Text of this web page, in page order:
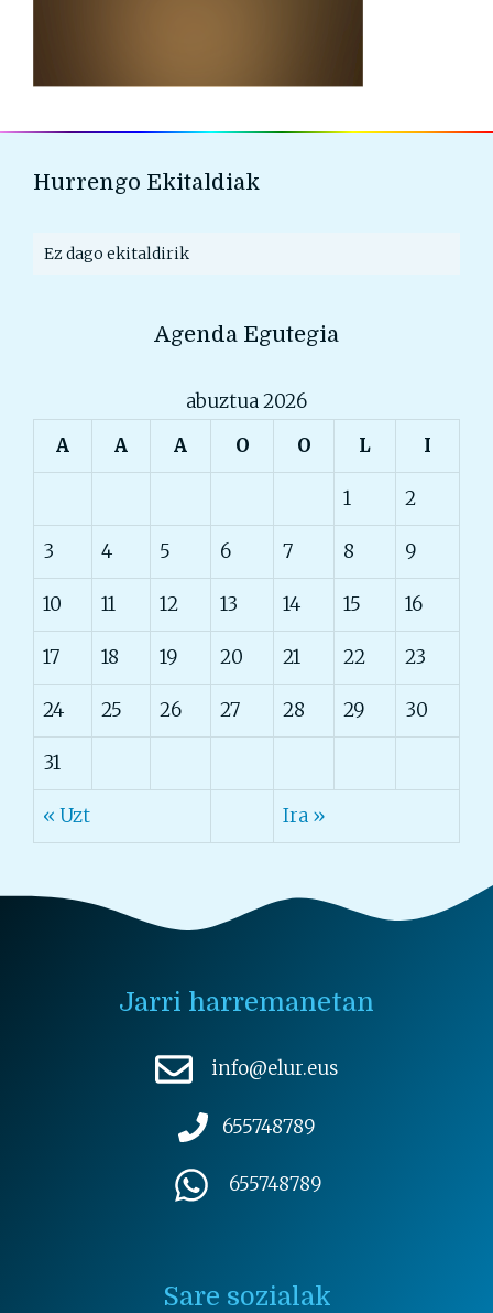
Hurrengo Ekitaldiak
Ez dago ekitaldirik
Agenda Egutegia
abuztua 2026
A
A A O O L I
1 2
3 4 5 6 7 8 9
10 11 12 13 14 15 16
17 18 19 20 21 22 23
24 25 26 27 28 29 30
31
« Uzt Ira »
Jarri harremanetan
info@elur.eus
655748789
655748789
Sare sozialak